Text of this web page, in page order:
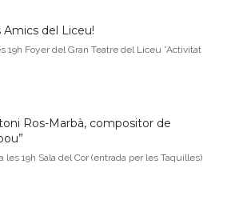
del Liceu!
19h Foyer del Gran Teatre del Liceu *Activitat
Ros-Marbà, compositor de
les 19h Sala del Cor (entrada per les Taquilles)